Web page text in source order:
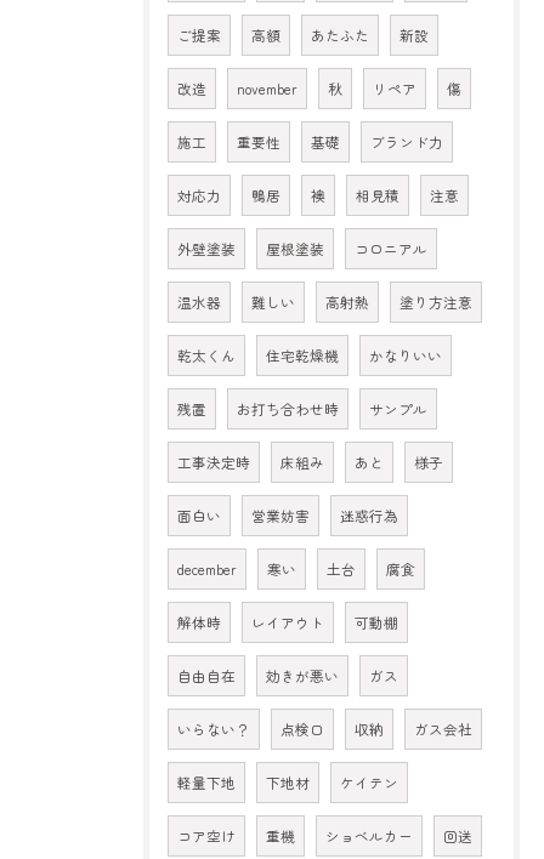
ご提案 高額 あたふた 新設
改造 november 秋 リペア 傷
施工 重要性 基礎 ブランド力
対応力 鴨居 襖 相見積 注意
外壁塗装 屋根塗装 コロニアル
温水器 難しい 高射熱 塗り方注意
乾太くん 住宅乾燥機 かなりいい
残置 お打ち合わせ時 サンプル
工事決定時 床組み あと 様子
面白い 営業妨害 迷惑行為
december 寒い 土台 腐食
解体時 レイアウト 可動棚
自由自在 効きが悪い ガス
いらない？ 点検口 収納 ガス会社
軽量下地 下地材 ケイテン
コア空け 重機 ショベルカー 回送